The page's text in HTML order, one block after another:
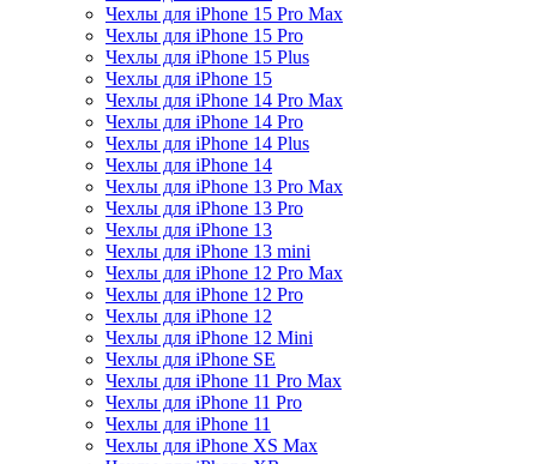
Чехлы для iPhone 15 Pro Max
Чехлы для iPhone 15 Pro
Чехлы для iPhone 15 Plus
Чехлы для iPhone 15
Чехлы для iPhone 14 Pro Max
Чехлы для iPhone 14 Pro
Чехлы для iPhone 14 Plus
Чехлы для iPhone 14
Чехлы для iPhone 13 Pro Max
Чехлы для iPhone 13 Pro
Чехлы для iPhone 13
Чехлы для iPhone 13 mini
Чехлы для iPhone 12 Pro Max
Чехлы для iPhone 12 Pro
Чехлы для iPhone 12
Чехлы для iPhone 12 Mini
Чехлы для iPhone SE
Чехлы для iPhone 11 Pro Max
Чехлы для iPhone 11 Pro
Чехлы для iPhone 11
Чехлы для iPhone XS Max